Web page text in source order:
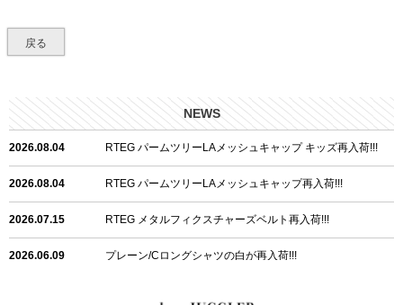
戻る
NEWS
2026.08.04 RTEG パームツリーLAメッシュキャップ キッズ再入荷!!!
2026.08.04 RTEG パームツリーLAメッシュキャップ再入荷!!!
2026.07.15 RTEG メタルフィクスチャーズベルト再入荷!!!
2026.06.09 プレーン/Cロングシャツの白が再入荷!!!